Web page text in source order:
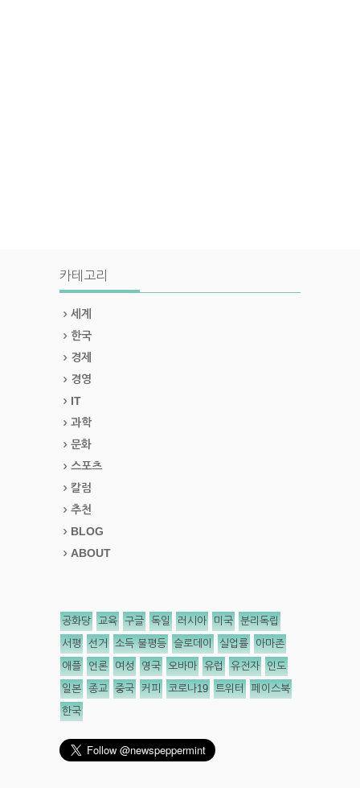
카테고리
세계
한국
경제
경영
IT
과학
문화
스포츠
칼럼
추천
BLOG
ABOUT
공화당 교육 구글 독일 러시아 미국 분리독립
서평 선거 소득 불평등 슬로데이 실업률 아마존
애플 언론 여성 영국 오바마 유럽 유전자 인도
일본 종교 중국 커피 코로나19 트위터 페이스북
한국